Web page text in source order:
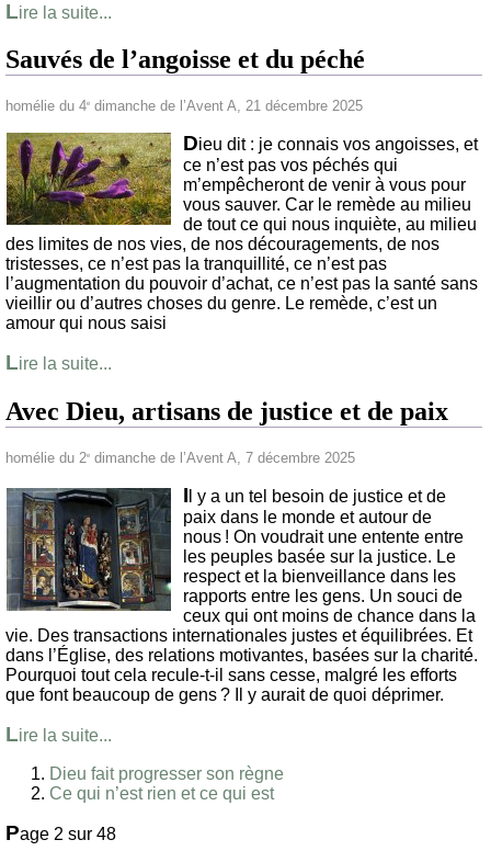
Lire la suite...
Sauvés de l’angoisse et du péché
homélie du 4e dimanche de l’Avent A, 21 décembre 2025
Dieu dit : je connais vos angoisses, et
ce n’est pas vos péchés qui
m’empêcheront de venir à vous pour
vous sauver. Car le remède au milieu
de tout ce qui nous inquiète, au milieu
des limites de nos vies, de nos découragements, de nos
tristesses, ce n’est pas la tranquillité, ce n’est pas
l’augmentation du pouvoir d’achat, ce n’est pas la santé sans
vieillir ou d’autres choses du genre. Le remède, c’est un
amour qui nous saisi
Lire la suite...
Avec Dieu, artisans de justice et de paix
homélie du 2e dimanche de l’Avent A, 7 décembre 2025
I l y a un tel besoin de justice et de
paix dans le monde et autour de
nous ! On voudrait une entente entre
les peuples basée sur la justice. Le
respect et la bienveillance dans les
rapports entre les gens. Un souci de
ceux qui ont moins de chance dans la
vie. Des transactions internationales justes et équilibrées. Et
dans l’Église, des relations motivantes, basées sur la charité.
Pourquoi tout cela recule-t-il sans cesse, malgré les efforts
que font beaucoup de gens ? Il y aurait de quoi déprimer.
Lire la suite...
Dieu fait progresser son règne
Ce qui n’est rien et ce qui est
Page 2 sur 48